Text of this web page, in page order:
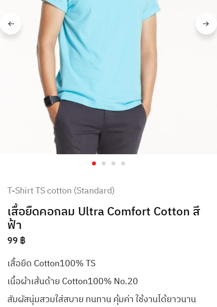
T-Shirt TS cotton (Standard)
เสื้อยืดคอกลม Ultra Comfort Cotton สี
ฟ้า
99 ฿
เสื้อยืด Cotton100% TS
เนื้อผ้าเส้นด้าย Cotton100% No.20
สัมผัสนุ่มสวมใส่สบาย ทนทาน คุ้มค่า ใช้งานได้ยาวนาน